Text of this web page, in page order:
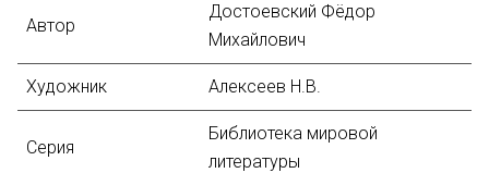
Автор
Достоевский Фёдор
Михайлович
Художник Алексеев Н.В.
Серия
Библиотека мировой
литературы